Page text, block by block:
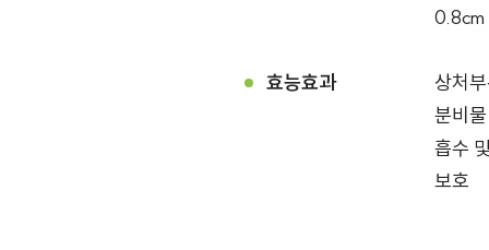
0.8cm
효능효과
상처
분비물
흡수
보호